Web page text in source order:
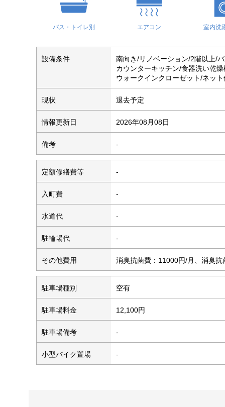
バス・トイレ別 エアコン 室内洗
設備条件
南向き/リノベーション/2階以上/
カウンターキッチン/食器洗い乾
ウォークインクローゼット/ネッ
現状 退去予定
情報更新日 2026年08月08日
備考 -
定額修繕費等 -
入町費 -
水道代 -
駐輪場代 -
その他費用 消臭抗菌費：11000円/月、消臭
駐車場種別 空有
駐車場料金 12,100円
駐車場備考 -
小型バイク置場 -